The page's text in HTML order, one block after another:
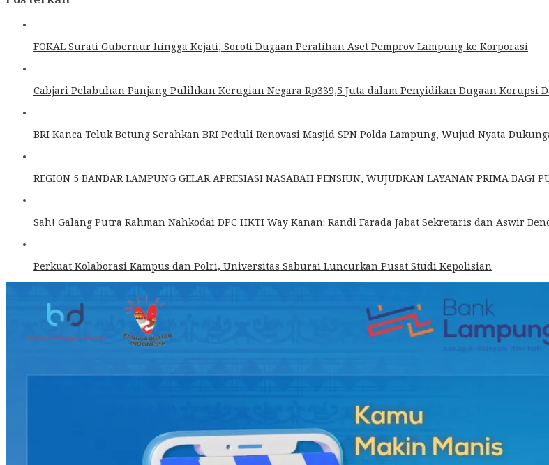
FOKAL Surati Gubernur hingga Kejati, Soroti Dugaan Peralihan Aset Pemprov Lampung ke Korporasi
Cabjari Pelabuhan Panjang Pulihkan Kerugian Negara Rp339,5 Juta dalam Penyidikan Dugaan Korupsi
BRI Kanca Teluk Betung Serahkan BRI Peduli Renovasi Masjid SPN Polda Lampung, Wujud Nyata
REGION 5 BANDAR LAMPUNG GELAR APRESIASI NASABAH PENSIUN, WUJUDKAN LAYANAN PRIMA BAGI
Sah! Galang Putra Rahman Nahkodai DPC HKTI Way Kanan: Randi Farada Jabat Sekretaris dan Aswir
Perkuat Kolaborasi Kampus dan Polri, Universitas Saburai Luncurkan Pusat Studi Kepolisian